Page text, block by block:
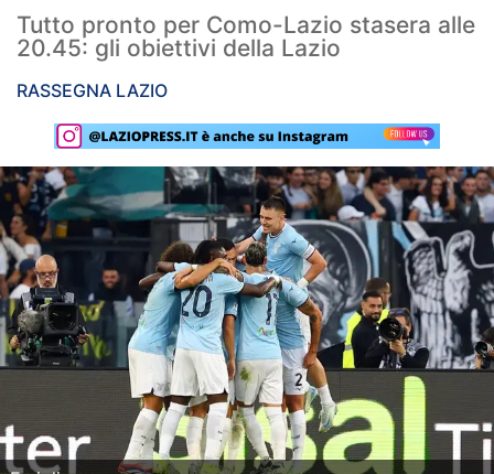
Lazio Women
Social
Calcio
Serie A
Champions League
Europa League
Altri Sport
Tennis
Tutto pronto per Como-Lazio stasera alle
20.45: gli obiettivi della Lazio
RASSEGNA LAZIO